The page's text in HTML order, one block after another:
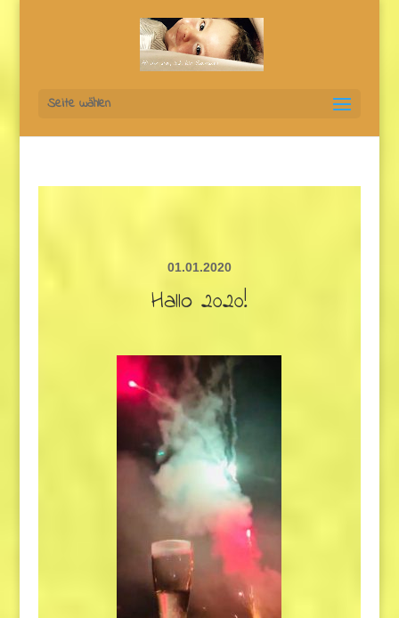
Seite wählen
01.01.2020
Hallo 2020!